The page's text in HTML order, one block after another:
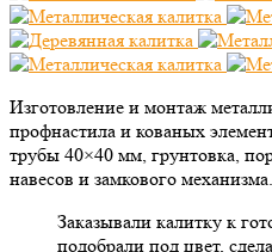
Изготовление и монтаж
профнастила и кованых
трубы 40×40 мм, грунтовка,
навесов и замкового механизма.
Заказывали калитку к
подобрали под цвет,